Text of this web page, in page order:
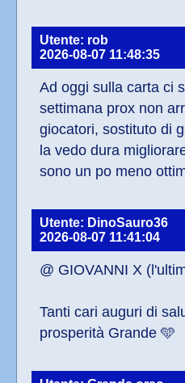
Utente: rob
2026-08-07 11:48:35
Ad oggi sulla carta ci
settimana prox non
giocatori, sostituto di
la vedo dura
sono un po meno
Utente: DinoSauro36
2026-08-07 11:41:04
@ GIOVANNI X
Tanti cari auguri di
prosperità Grande 🩵